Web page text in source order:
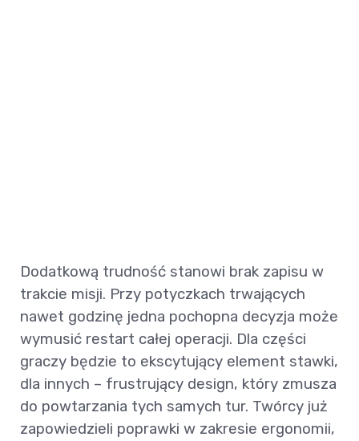
Dodatkową trudność stanowi brak zapisu w
trakcie misji. Przy potyczkach trwających
nawet godzinę jedna pochopna decyzja może
wymusić restart całej operacji. Dla części
graczy będzie to ekscytujący element stawki,
dla innych – frustrujący design, który zmusza
do powtarzania tych samych tur. Twórcy już
zapowiedzieli poprawki w zakresie ergonomii,